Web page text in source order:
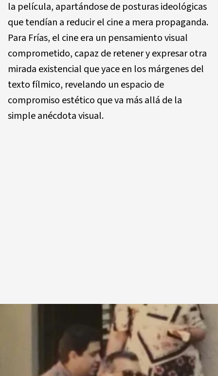
la película, apartándose de posturas ideológicas
que tendían a reducir el cine a mera propaganda.
Para Frías, el cine era un pensamiento visual
comprometido, capaz de retener y expresar otra
mirada existencial que yace en los márgenes del
texto fílmico, revelando un espacio de
compromiso estético que va más allá de la
simple anécdota visual.